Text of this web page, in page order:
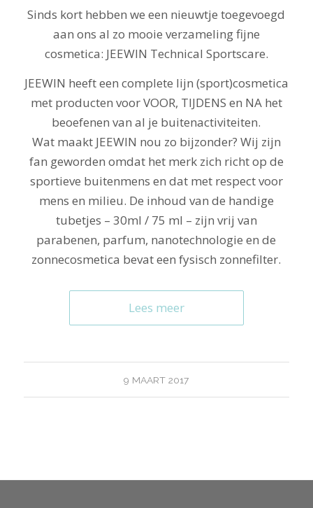
Sinds kort hebben we een nieuwtje toegevoegd
aan ons al zo mooie verzameling fijne
cosmetica: JEEWIN Technical Sportscare.
JEEWIN heeft een complete lijn (sport)cosmetica
met producten voor VOOR, TIJDENS en NA het
beoefenen van al je buitenactiviteiten.
Wat maakt JEEWIN nou zo bijzonder? Wij zijn
fan geworden omdat het merk zich richt op de
sportieve buitenmens en dat met respect voor
mens en milieu. De inhoud van de handige
tubetjes – 30ml / 75 ml – zijn vrij van
parabenen, parfum, nanotechnologie en de
zonnecosmetica bevat een fysisch zonnefilter.
Lees meer
9 MAART 2017